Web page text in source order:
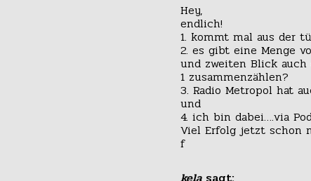
Hey,
endlich!
1. kommt mal aus der
2. es gibt eine Menge
und zweiten Blick
1 zusammenzählen?
3. Radio Metropol hat
und
4. ich bin dabei….via
Viel Erfolg jetzt schon
f